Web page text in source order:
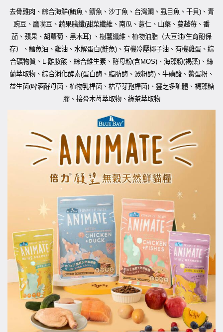
去骨雞肉、綜合海鮮(鮪魚、鯖魚、沙丁魚、台灣鯛、虱目魚、干貝)、青
豌豆、鷹嘴豆、蔬果膳纖(甜菜纖維、南瓜、薏仁、山藥、蔓越莓、番
茄、蘋果、胡蘿蔔、黑木耳) 、樹薯纖維、植物油脂（大豆油/生育酚保
存）、鱈魚油、雞油、水解蛋白(鮭魚)、有機冷壓椰子油、有機雞蛋、綜
合礦物質、 L-離胺酸、綜合維生素、酵母粉(含MOS) 、海藻粉(褐藻) 、絲
蘭萃取物、綜合消化酵素(蛋白酶、脂肪酶、澱粉酶)、牛磺酸、鱉蛋粉、
益生菌(啤酒酵母菌、植物乳桿菌、枯草芽孢桿菌)、靈芝多醣體、褐藻糖
膠、接骨木苺萃取物、綠茶萃取物